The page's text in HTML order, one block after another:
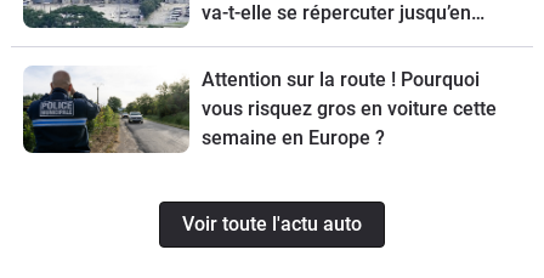
va-t-elle se répercuter jusqu’en
Europe ?
Attention sur la route ! Pourquoi
vous risquez gros en voiture cette
semaine en Europe ?
Voir toute l'actu auto